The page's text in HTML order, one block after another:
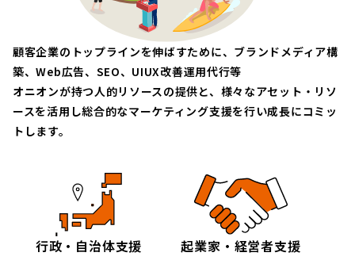
顧客企業のトップラインを伸ばすために、ブランドメディア構
築、Web広告、SEO、UIUX改善運用代行等
オニオンが持つ人的リソースの提供と、様々なアセット・リソ
ースを活用し総合的なマーケティング支援を行い成長にコミッ
トします。
行政・自治体支援 起業家・経営者支援